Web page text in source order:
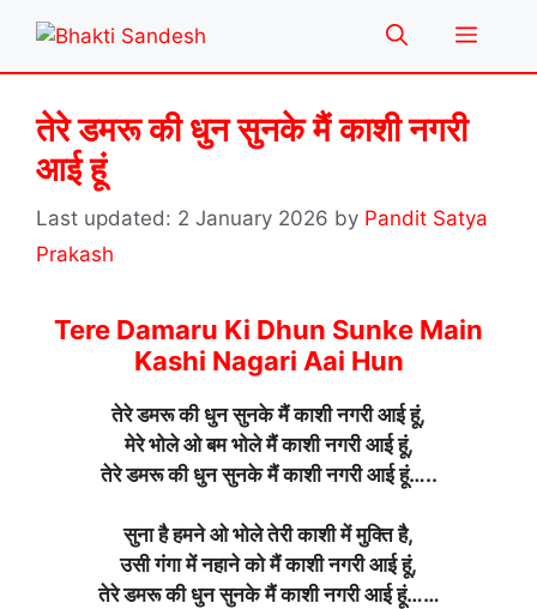
content
Menu
तेरे डमरू की धुन सुनके मैं काशी नगरी
आई हूं
2 January 2026 by Pandit Satya
Prakash
Tere Damaru Ki Dhun Sunke Main
Kashi Nagari Aai Hun
तेरे डमरू की धुन सुनके मैं काशी नगरी आई हूं,
मेरे भोले ओ बम भोले मैं काशी नगरी आई हूं,
तेरे डमरू की धुन सुनके मैं काशी नगरी आई हूं…..
सुना है हमने ओ भोले तेरी काशी में मुक्ति है,
उसी गंगा में नहाने को मैं काशी नगरी आई हूं,
तेरे डमरू की धुन सुनके मैं काशी नगरी आई हूं……